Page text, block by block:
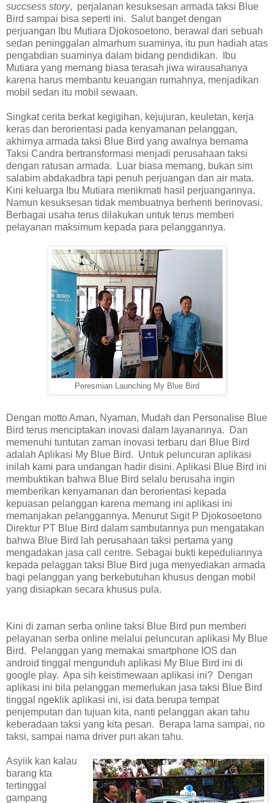
succsess story, perjalanan kesuksesan armada taksi Blue
Bird sampai bisa seperti ini. Salut banget dengan
perjuangan Ibu Mutiara Djokosoetono, berawal dari sebuah
sedan peninggalan almarhum suaminya, itu pun hadiah atas
pengabdian suaminya dalam bidang pendidikan. Ibu
Mutiara yang memang biasa terasah jiwa wirausahanya
karena harus membantu keuangan rumahnya, menjadikan
mobil sedan itu mobil sewaan.
Singkat cerita berkat kegigihan, kejujuran, keuletan, kerja
keras dan berorientasi pada kenyamanan pelanggan,
akhirnya armada taksi Blue Bird yang awalnya bernama
Taksi Candra bertransformasi menjadi perusahaan taksi
dengan ratusan armada. Luar biasa memang, bukan sim
salabim abdakadbra tapi penuh perjuangan dan air mata.
Kini keluarga Ibu Mutiara menikmati hasil perjuangannya.
Namun kesuksesan tidak membuatnya berhenti berinovasi.
Berbagai usaha terus dilakukan untuk terus memberi
pelayanan maksimum kepada para pelanggannya.
Peresmian Launching My Blue Bird
Dengan motto Aman, Nyaman, Mudah dan Personalise Blue
Bird terus menciptakan inovasi dalam layanannya. Dan
memenuhi tuntutan zaman inovasi terbaru dari Blue Bird
adalah Aplikasi My Blue Bird. Untuk peluncuran aplikasi
inilah kami para undangan hadir disini. Aplikasi Blue Bird ini
membuktikan bahwa Blue Bird selalu berusaha ingin
memberikan kenyamanan dan berorientasi kepada
kepuasan pelanggan karena memang ini aplikasi ini
memanjakan pelanggannya. Menurut Sigit P Djokosoetono
Direktur PT Blue Bird dalam sambutannya pun mengatakan
bahwa Blue Bird lah perusahaan taksi pertama yang
mengadakan jasa call centre. Sebagai bukti kepeduliannya
kepada pelaggan taksi Blue Bird juga menyediakan armada
bagi pelanggan yang berkebutuhan khusus dengan mobil
yang disiapkan secara khusus pula.
Kini di zaman serba online taksi Blue Bird pun memberi
pelayanan serba online melalui peluncuran aplikasi My Blue
Bird. Pelanggan yang memakai smartphone IOS dan
android tinggal mengunduh aplikasi My Blue Bird ini di
google play. Apa sih keistimewaan aplikasi ini? Dengan
aplikasi ini bila pelanggan memerlukan jasa taksi Blue Bird
tinggal ngeklik aplikasi ini, isi data berupa tempat
penjemputan dan tujuan kita, nanti pelanggan akan tahu
keberadaan taksi yang kita pesan. Berapa lama sampai, no
taksi, sampai nama driver pun akan tahu.
Asyiik kan kalau
barang kta
tertinggal
gampang